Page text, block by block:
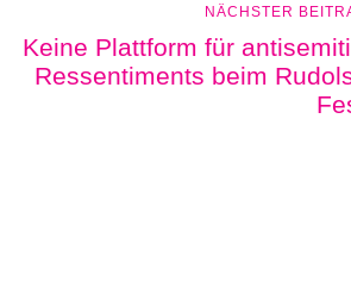
NÄCHSTER
Keine Plattform für
Ressentiments beim